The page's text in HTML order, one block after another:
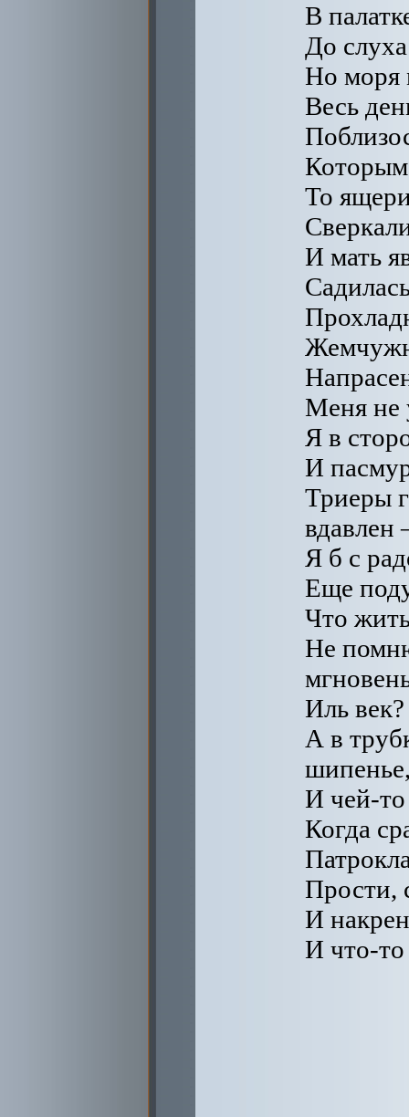
В
До
Но моря
Весь
Которым
То
И мать
Меня не
Я в
И
Триеры
Я б с
Еще
Что
Не
Иль
А в
И чей-
Когда
Прости,
И
И что-